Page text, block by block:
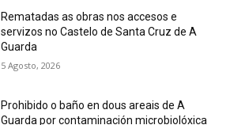
Rematadas as obras nos accesos e
servizos no Castelo de Santa Cruz de A
Guarda
5 Agosto, 2026
Prohibido o baño en dous areais de A
Guarda por contaminación microbiolóxica